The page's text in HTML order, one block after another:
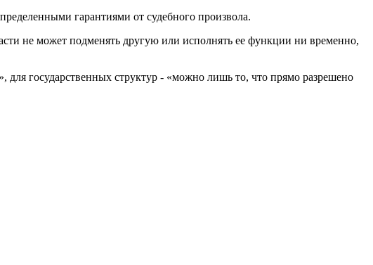
гарантиями от судебного произвола.
не может подменять другую или исполнять ее функции ни временно,
государственных структур - «можно лишь то, что прямо разрешено